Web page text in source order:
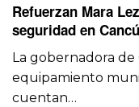
Refuerzan Mara
seguridad en
La gobernadora de
equipamiento
cuentan…